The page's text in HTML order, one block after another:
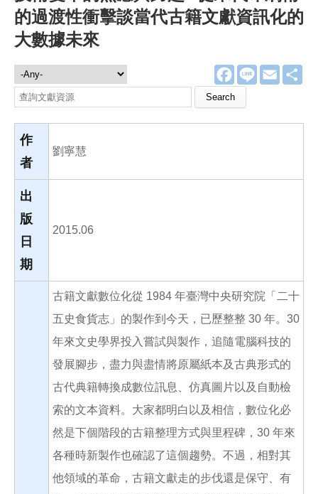
的過渡性衝擊談當代古籍文獻資訊化的
大數據未來
F
a
e
o
L
E
m
文獻資源
Search this site
作
者
劉寧慧
出
版
日
期
2015.06
古籍文獻數位化從 1984 年臺灣中央研究院「二十
五史食貨志」的製作到今天，已歷整整 30 年。30
年來文史學界投入嘗試與製作，追隨電腦科技的
發展腳步，盡力與盡情將原屬紙本及古典形式的
古代典籍轉換成數位訊息、仿真圖片以及自動檢
索的文本資料。大家都明白以及相信，數位化必
然是下個階段的古籍整理方式與里程碑，30 年來
各種時新製作也確認了這個趨勢。不過，相對其
他領域的革命，古籍文獻走的步伐還是保守、有